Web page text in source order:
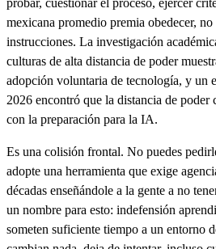
mexicana promedio premia obedecer, no
instrucciones. La investigación
culturas de alta distancia de poder
adopción voluntaria de tecnología, y un
2026 encontró que la distancia de poder
con la preparación para la IA.
Es una colisión frontal. No puedes
adopte una herramienta que exige
décadas enseñándole a la gente a no
un nombre para esto: indefensión
someten suficiente tiempo a un entorno